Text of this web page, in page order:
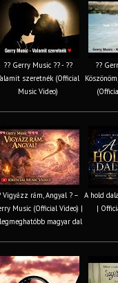
?? Gerry Music ?? - ??
szeretnék (Official
Music Video)
??
Vigyázz rám, Angyal ? –
Music (Official Video) |
magyar dal
A hold
|